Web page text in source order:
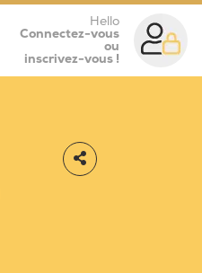
Hello
Connectez-vous
ou
inscrivez-vous !